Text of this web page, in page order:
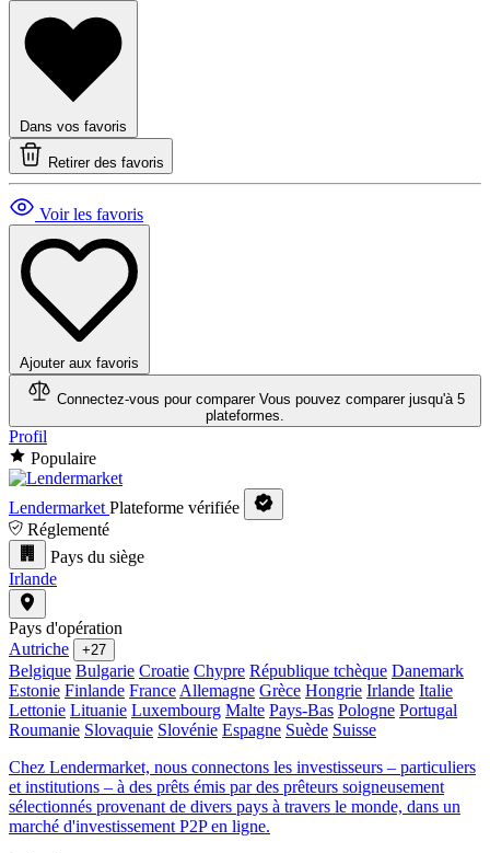
Dans vos favoris
Retirer des favoris
Voir les favoris
Ajouter aux favoris
Connectez-vous pour comparer Vous pouvez comparer jusqu'à 5
plateformes.
Profil
Populaire
Lendermarket Plateforme vérifiée
Réglementé
Pays du siège
Irlande
Pays d'opération
Autriche
+27
Belgique Bulgarie Croatie Chypre République tchèque Danemark
Estonie Finlande France Allemagne Grèce Hongrie Irlande Italie
Lettonie Lituanie Luxembourg Malte Pays-Bas Pologne Portugal
Roumanie Slovaquie Slovénie Espagne Suède Suisse
Chez Lendermarket, nous connectons les investisseurs – particuliers
et institutions – à des prêts émis par des prêteurs soigneusement
sélectionnés provenant de divers pays à travers le monde, dans un
marché d'investissement P2P en ligne.